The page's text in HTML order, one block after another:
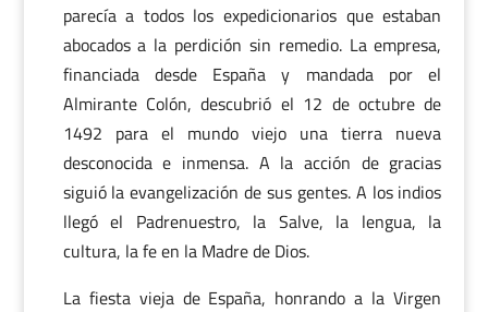
parecía a todos los expedicionarios que estaban
abocados a la perdición sin remedio. La empresa,
financiada desde España y mandada por el
Almirante Colón, descubrió el 12 de octubre de
1492 para el mundo viejo una tierra nueva
desconocida e inmensa. A la acción de gracias
siguió la evangelización de sus gentes. A los indios
llegó el Padrenuestro, la Salve, la lengua, la
cultura, la fe en la Madre de Dios.
La fiesta vieja de España, honrando a la Virgen